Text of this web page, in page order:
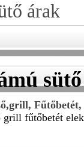
árak
grill fűtőbetét